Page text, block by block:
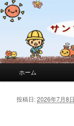
サンフ
サンフィール保育園
メインコンテンツ
サブコンテンツへ
ホーム
画像ナビゲーション
投稿日:2026年7月8日